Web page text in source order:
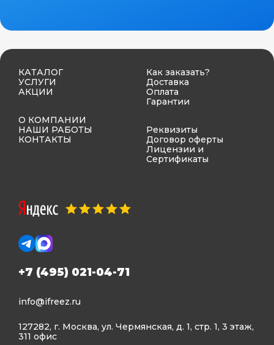
КАТАЛОГ
УСЛУГИ
АКЦИИ
О КОМПАНИИ
НАШИ РАБОТЫ
КОНТАКТЫ
Как заказать?
Доставка
Оплата
Гарантии
Реквизиты
Договор оферты
Лицензии и
Сертификаты
+7 (495) 021-04-71
info@ifreez.ru
127282, г. Москва, ул. Чермянская, д. 1, стр. 1, 3 этаж,
311 офис